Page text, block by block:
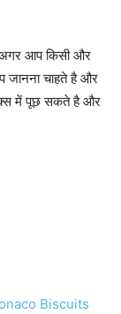
अगर आप किसी और
जानना चाहते है और
में पूछ सकते है और